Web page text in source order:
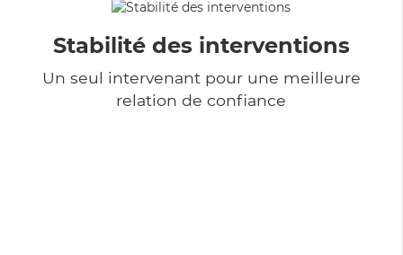
Stabilité des interventions
Un seul intervenant pour une meilleure
relation de confiance